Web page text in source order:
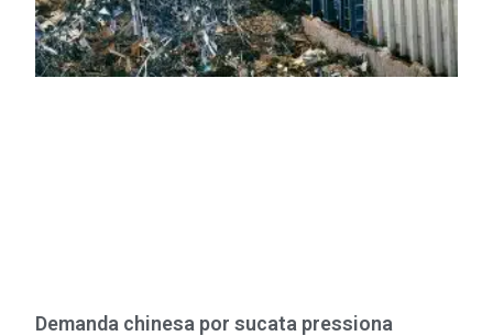
Demanda chinesa por sucata pressiona